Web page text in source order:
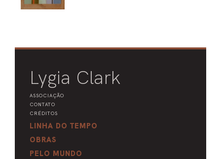
Lygia Clark
ASSOCIAÇÃO
CONTATO
CRÉDITOS
LINHA DO TEMPO
OBRAS
PELO MUNDO